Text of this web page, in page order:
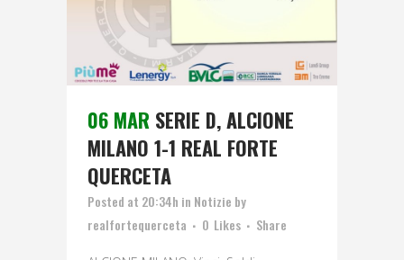
06 MAR SERIE D, ALCIONE
MILANO 1-1 REAL FORTE
QUERCETA
Posted at 20:34h in Notizie by
realfortequerceta
0 Likes Share